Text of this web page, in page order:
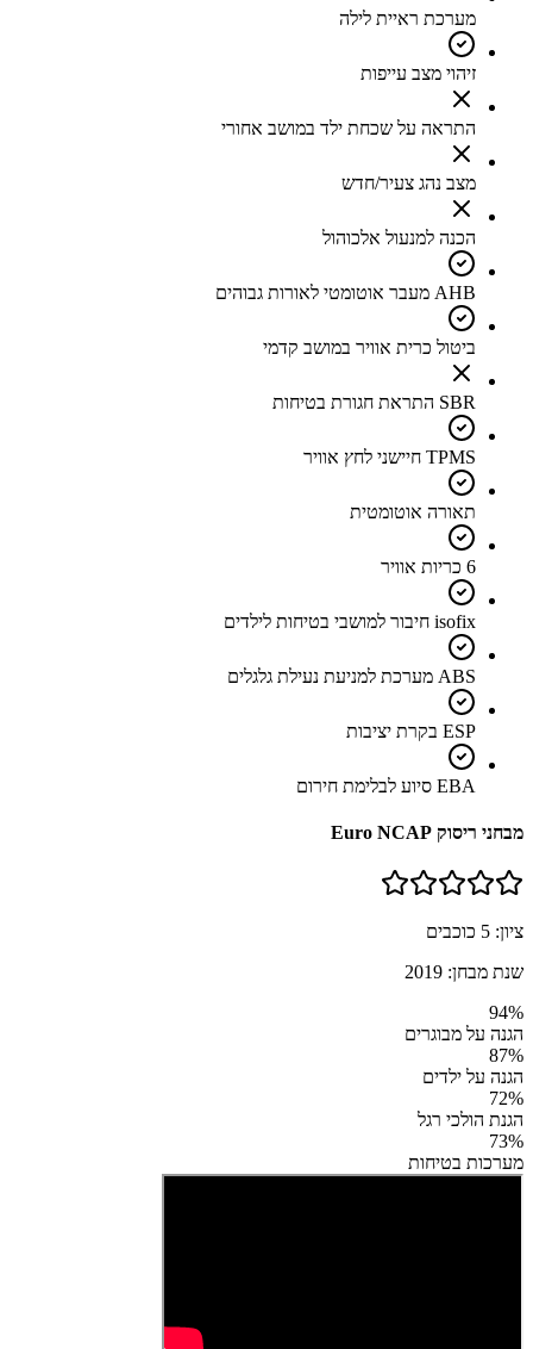
מערכת ראיית לילה
זיהוי מצב עייפות
התראה על שכחת ילד במושב אחורי
מצב נהג צעיר/חדש
הכנה למנעול אלכוהול
AHB מעבר אוטומטי לאורות גבוהים
ביטול כרית אוויר במושב קדמי
SBR התראת חגורת בטיחות
TPMS חיישני לחץ אוויר
תאורה אוטומטית
6 כריות אוויר
isofix חיבור למושבי בטיחות לילדים
ABS מערכת למניעת נעילת גלגלים
ESP בקרת יציבות
EBA סיוע לבלימת חירום
מבחני ריסוק Euro NCAP
ציון: 5 כוכבים
שנת מבחן: 2019
94%
הגנה על מבוגרים
87%
הגנה על ילדים
72%
הגנת הולכי רגל
73%
מערכות בטיחות